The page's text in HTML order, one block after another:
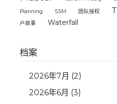
Planning
SSM 团队授权
户故事
Waterfall
档案
2026年7月 (2)
2026年6月 (3)